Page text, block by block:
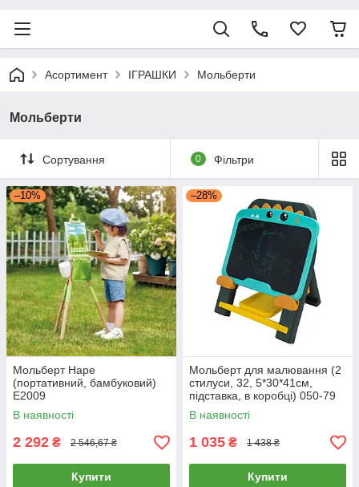
Асортимент ІГРАШКИ Мольберти
Мольберти
Сортування 0 Фільтри
–10%
Мольберт Hape
(портативний, бамбуковий)
E2009
В наявності
2 292 ₴ 2 546,67 ₴
Купити
–28%
Мольберт для малювання (2
стилуси, 32, 5*30*41см,
підставка, в коробці) 050-79
В наявності
1 035 ₴ 1 438 ₴
Купити